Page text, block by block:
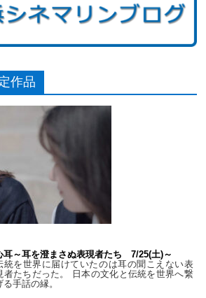
作品
耳～耳を澄まさぬ表現者たち 7/25(土)～
統を世界に届けていたのは耳の聞こえない表
者たちだった。 日本の文化と伝統を世界へ繋
る手話の縁。